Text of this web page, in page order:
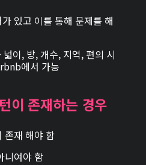
있고 이를 통해 문제를 해
이, 방, 개수, 지역, 편의 시
에서 가능
이 존재하는 경우
존재 해야 함
니여야 함